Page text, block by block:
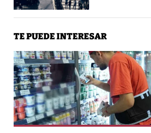
TE PUEDE INTERESAR